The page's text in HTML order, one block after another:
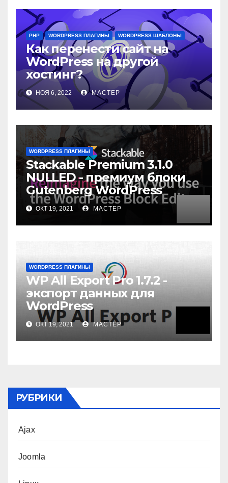
PHP WORDPRESS ПЛАГИНЫ WORDPRESS ШАБЛОНЫ
Как перенести сайт на
WordPress на другой
хостинг?
НОЯ 6, 2022 МАСТЕР
WORDPRESS ПЛАГИНЫ
Stackable Premium 3.1.0
NULLED - премиум блоки
Gutenberg WordPress
ОКТ 19, 2021 МАСТЕР
WORDPRESS ПЛАГИНЫ
WP All Export Pro 1.7.2 -
экспорт данных для
WordPress
ОКТ 19, 2021 МАСТЕР
РУБРИКИ
Ajax
Joomla